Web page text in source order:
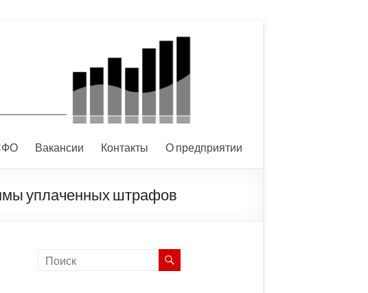
Вакансии Контакты О предприятии
уплаченных штрафов